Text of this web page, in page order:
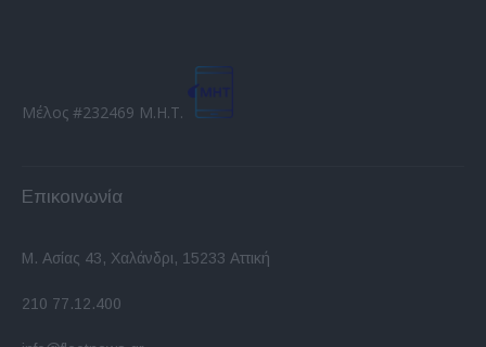
Μέλος #232469 Μ.Η.Τ.
Επικοινωνία
Μ. Ασίας 43, Χαλάνδρι, 15233 Αττική
210 77.12.400